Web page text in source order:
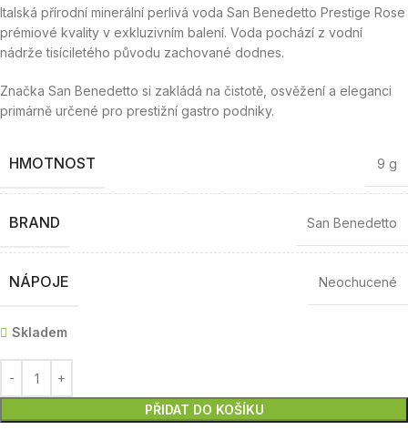
Italská přírodní minerální perlivá voda San Benedetto Prestige Rose
prémiové kvality v exkluzivním balení. Voda pochází z vodní
nádrže tisíciletého původu zachované dodnes.
Značka San Benedetto si zakládá na čistotě, osvěžení a eleganci
primárně určené pro prestižní gastro podniky.
HMOTNOST 9 g
BRAND San Benedetto
NÁPOJE Neochucené
Skladem
PŘIDAT DO KOŠÍKU